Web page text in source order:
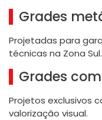
Grades
Projetadas para
técnicas na Zona Sul.
Grades
Projetos exclusivos
valorização visual.